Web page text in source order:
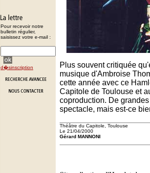
Pour recevoir notre
bulletin régulier,
saisissez votre e-mail :
d�sinscription
Plus souvent critiquée
musique d'Ambroise
cette année avec ce
Capitole de Toulouse et
coproduction. De
spectacle, mais est-ce
Théâtre du Capitole, Toulouse
Le 21/04/2000
Gérard MANNONI